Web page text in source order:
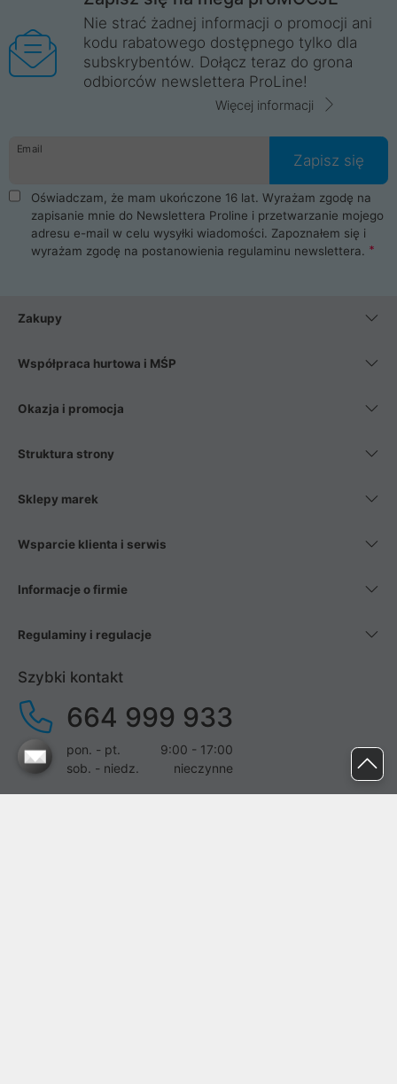
Nie strać żadnej informacji o promocji ani
kodu rabatowego dostępnego tylko dla
subskrybentów. Dołącz teraz do grona
odbiorców newslettera ProLine!
Więcej informacji
Email
Zapisz się
Oświadczam, że mam ukończone 16 lat. Wyrażam zgodę na
zapisanie mnie do Newslettera Proline i przetwarzanie mojego
adresu e-mail w celu wysyłki wiadomości. Zapoznałem się i
wyrażam zgodę na postanowienia regulaminu newslettera.
Zakupy
Współpraca hurtowa i MŚP
Okazja i promocja
Struktura strony
Sklepy marek
Wsparcie klienta i serwis
Informacje o firmie
Regulaminy i regulacje
Szybki kontakt
664 999 933
pon. - pt.
9:00 - 17:00
sob. - niedz.
nieczynne